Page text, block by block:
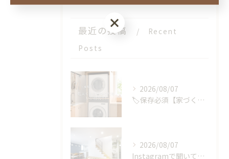
最近の投稿
Recent
Posts
2026/08/07
🏷️保存必須【家づくりの選択肢】が、またひとつ増えました🏡✨
2026/08/07
Instagramで聞いてみました！みんなの夏のお家事情
お問い合わせはこちら